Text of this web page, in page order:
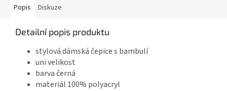
Popis Diskuze
Detailní popis produktu
stylová dámská čepice s bambulí
uni velikost
barva černá
materiál 100% polyacryl